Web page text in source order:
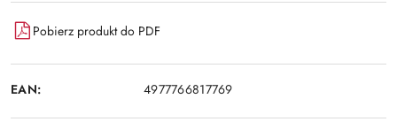
Pobierz produkt do PDF
EAN: 4977766817769